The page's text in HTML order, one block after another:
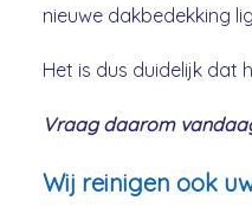
nieuwe dakbedekking
Het is dus duidelijk dat
Vraag daarom
Wij reinigen ook